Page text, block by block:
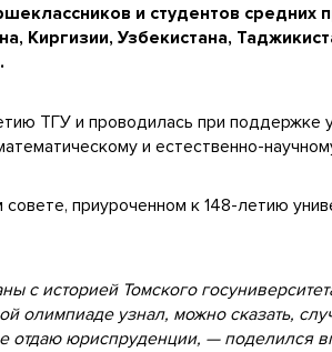
и студентов средних
Киргизии, Узбекистана,
ТГУ и проводилась при
и естественно-
приуроченном к 148-летию
с историей Томского
олимпиаде узнал, можно сказать,
отдаю юриспруденции, — поделился